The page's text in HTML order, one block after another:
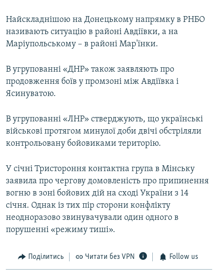
Найскладнішою на Донецькому напрямку в РНБО
називають ситуацію в районі Авдіївки, а на
Маріупольському – в районі Мар'їнки.
В угрупованні «ДНР» також заявляють про
продовження боїв у промзоні між Авдіївка і
Ясинуватою.
В угрупованні «ЛНР» стверджують, що українські
військові протягом минулої доби двічі обстріляли
контрольовану бойовиками територію.
У січні Тристороння контактна група в Мінську
заявила про чергову домовленість про припинення
вогню в зоні бойових дій на сході України з 14
січня. Однак із тих пір сторони конфлікту
неодноразово звинувачували один одного в
порушенні «режиму тиші».
Поділитись Читати без VPN Follow us